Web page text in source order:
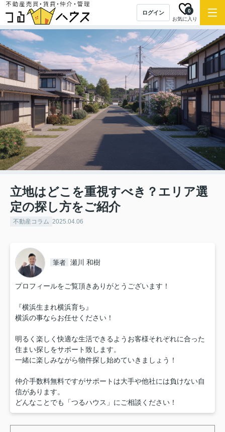
ログイン
お気に入り
0
立地はどこを重視すべき？エリア選
定の探し方をご紹介
不動産コラム 2025.04.06
筆者 瀬川 和樹
プロフィールをご覧頂きありがとうございます！
『横浜生まれ横浜育ち』
横浜の事ならお任せください！
明るく楽しく快適な生活できるようお客様それぞれに合った
住まい探しをサポート致します。
一緒に楽しみながら物件探し始めていきましょう！
仲介手数料無料ですがサポートは大手や他社には負けない自
信があります。
どんなことでも「つるハウス」にご相談ください！